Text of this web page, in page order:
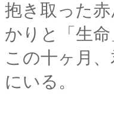
抱き取った
かりと「生
この十ヶ月
にいる。